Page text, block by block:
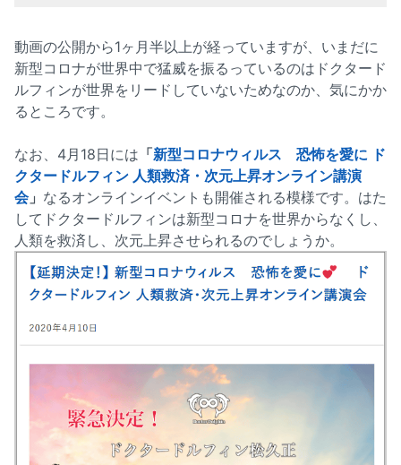
動画の公開から1ヶ月半以上が経っていますが、いまだに
新型コロナが世界中で猛威を振るっているのはドクタード
ルフィンが世界をリードしていないためなのか、気にかか
るところです。
なお、4月18日には 「新型コロナウィルス 恐怖を愛に ド
クタードルフィン 人類救済・次元上昇オンライン講演
会」 なるオンラインイベントも開催される模様です。はた
してドクタードルフィンは新型コロナを世界からなくし、
人類を救済し、次元上昇させられるのでしょうか。